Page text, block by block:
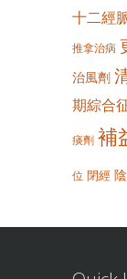
十二經
推拿治病
治風劑
期綜合
痰劑 補
位 閉經